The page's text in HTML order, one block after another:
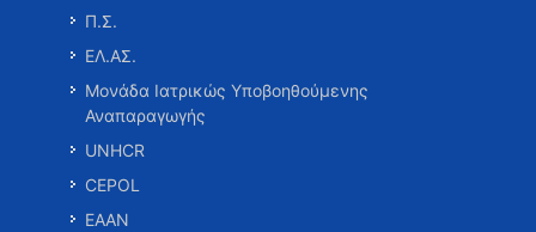
Π.Σ.
ΕΛ.ΑΣ.
Μονάδα Ιατρικώς Υποβοηθούμενης
Αναπαραγωγής
UNHCR
CEPOL
ΕΑΑΝ